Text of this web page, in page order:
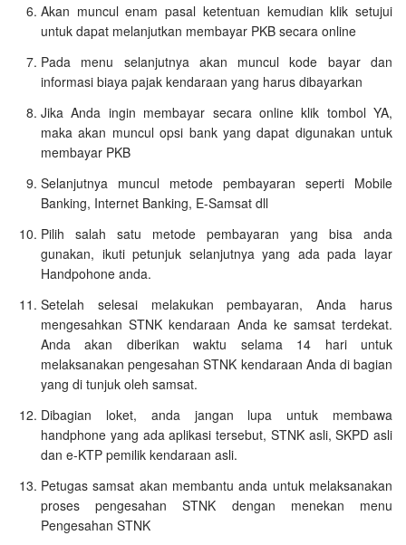
Akan muncul enam pasal ketentuan kemudian klik setujui
untuk dapat melanjutkan membayar PKB secara online
Pada menu selanjutnya akan muncul kode bayar dan
informasi biaya pajak kendaraan yang harus dibayarkan
Jika Anda ingin membayar secara online klik tombol YA,
maka akan muncul opsi bank yang dapat digunakan untuk
membayar PKB
Selanjutnya muncul metode pembayaran seperti Mobile
Banking, Internet Banking, E-Samsat dll
Pilih salah satu metode pembayaran yang bisa anda
gunakan, ikuti petunjuk selanjutnya yang ada pada layar
Handpohone anda.
Setelah selesai melakukan pembayaran, Anda harus
mengesahkan STNK kendaraan Anda ke samsat terdekat.
Anda akan diberikan waktu selama 14 hari untuk
melaksanakan pengesahan STNK kendaraan Anda di bagian
yang di tunjuk oleh samsat.
Dibagian loket, anda jangan lupa untuk membawa
handphone yang ada aplikasi tersebut, STNK asli, SKPD asli
dan e-KTP pemilik kendaraan asli.
Petugas samsat akan membantu anda untuk melaksanakan
proses pengesahan STNK dengan menekan menu
Pengesahan STNK